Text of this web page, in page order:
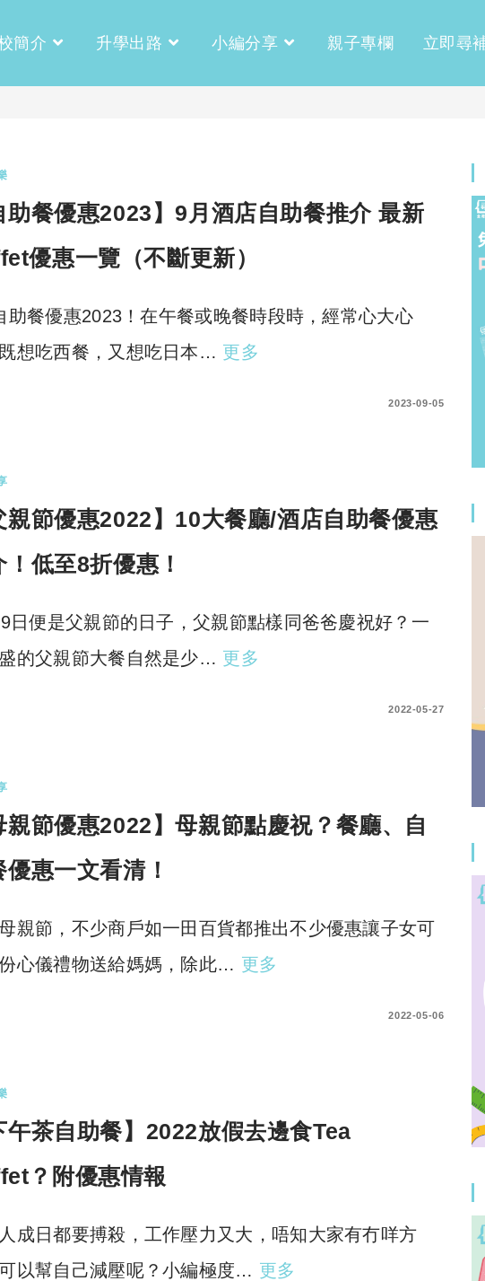
簡介 升學出路 小編分享 親子專欄 立即尋
助餐優惠2023】9月酒店自助餐推介 最新
優惠一覽（不斷更新）
助餐優惠2023！在午餐或晚餐時段時，經常心大心
想吃西餐，又想吃日本… 更多
2023-09-05
親節優惠2022】10大餐廳/酒店自助餐優惠
！低至8折優惠！
日便是父親節的日子，父親節點樣同爸爸慶祝好？一
的父親節大餐自然是少… 更多
2022-05-27
親節優惠2022】母親節點慶祝？餐廳、自
優惠一文看清！
親節，不少商戶如一田百貨都推出不少優惠讓子女可
心儀禮物送給媽媽，除此… 更多
2022-05-06
午茶自助餐】2022放假去邊食Tea
？附優惠情報
成日都要搏殺，工作壓力又大，唔知大家有冇咩方
以幫自己減壓呢？小編極度… 更多